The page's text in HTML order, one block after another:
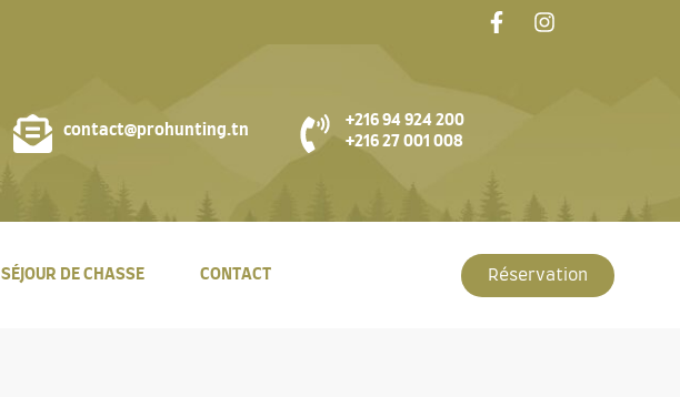
contact@prohunting.tn
+216 94 924 200
+216 27 001 008
SÉJOUR DE CHASSE CONTACT Réservation